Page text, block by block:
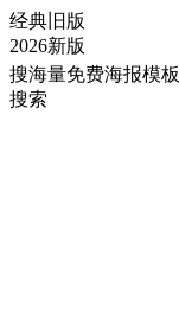
经典旧版
2026新版
搜海量免费海报模板
搜索